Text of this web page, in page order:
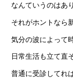
なんていうのはあ
それがホントなら
気分の波によって
日常生活も立て直
普通に受診してれ